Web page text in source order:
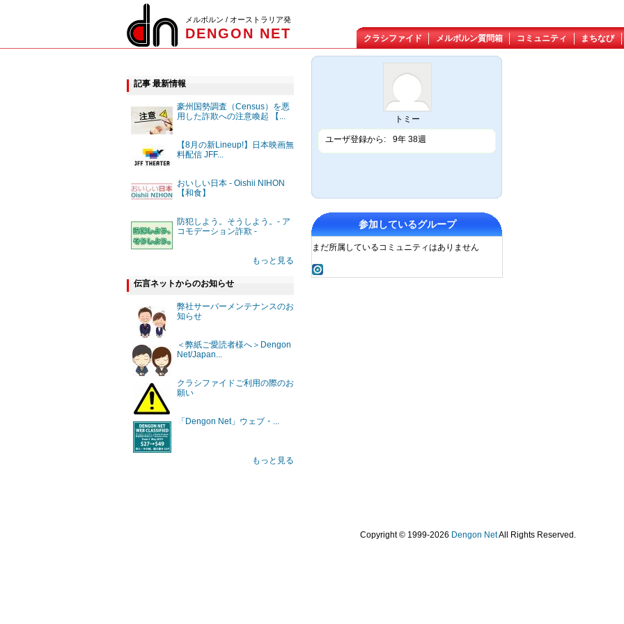
メルボルン / オーストラリア発
DENGON NET クラシファイド メルボルン質問箱 コミュニティ まちなび
記事 最新情報
豪州国勢調査（Census）を悪
用した詐欺への注意喚起 【...
【8月の新Lineup!】日本映画無
料配信 JFF...
おいしい日本 - Oishii NIHON
【和食】
防犯しよう。そうしよう。- ア
コモデーション詐欺 -
もっと見る
伝言ネットからのお知らせ
弊社サーバーメンテナンスのお
知らせ
＜弊紙ご愛読者様へ＞Dengon
Net/Japan...
クラシファイドご利用の際のお
願い
「Dengon Net」ウェブ・...
もっと見る
トミー
ユーザ登録から: 9年 38週
参加しているグループ
まだ所属しているコミュニティはありません
Copyright © 1999-2026 Dengon NetAll Rights Reserved.